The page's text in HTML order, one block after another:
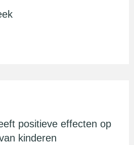
positieve effecten op
kinderen